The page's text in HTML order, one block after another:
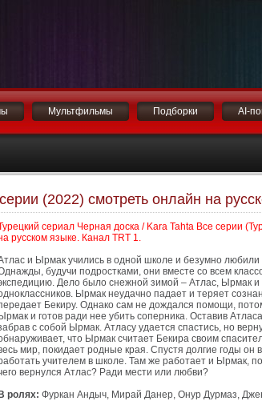
Мультфильмы Подборки AI-
(2022) смотреть онлайн на
сериал Черная доска / Kara Tahta Все серии
русском языке. Канал TRT 1.
и Ырмак учились в одной школе и безумно любили
будучи подростками, они вместе со всем
Дело было снежной зимой – Атлас, Ырмак и
Ырмак неудачно падает и теряет
Бекиру. Однако сам не дождался помощи,
и готов ради нее убить соперника. Оставив
с собой Ырмак. Атласу удается спастись, но
что Ырмак считает Бекира своим
мир, покидает родные края. Спустя долгие годы он
учителем в школе. Там же работает и Ырмак,
вернулся Атлас? Ради мести или любви?
ролях: Фуркан Андыч, Мирай Данер, Онур Дурмаз,